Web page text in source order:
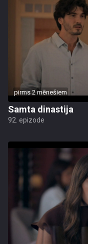
pirms 2 mēnešiem
Samta dinastija
92. epizode